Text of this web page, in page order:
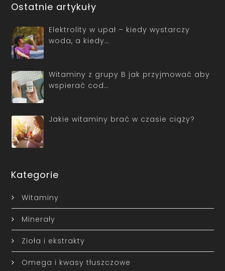
Ostatnie artykuły
Elektrolity w upał – kiedy wystarczy
woda, a kiedy…
Witaminy z grupy B jak przyjmować aby
wspierać cod…
Jakie witaminy brać w czasie ciąży?
Kategorie
Witaminy
Minerały
Zioła i ekstrakty
Omega i kwasy tłuszczowe